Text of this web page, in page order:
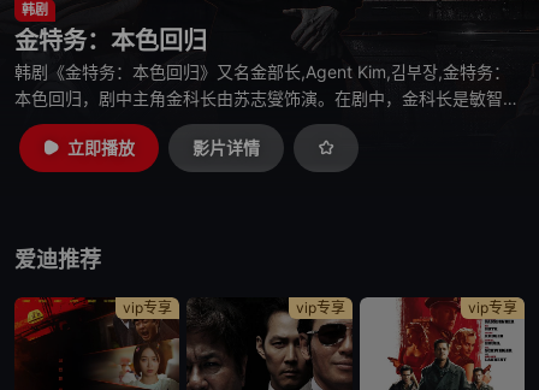
韩剧
金特务：本色回归
韩剧《金特务：本色回归》又名金部长,Agent Kim,김부장,金特务：
本色回归，剧中主角金科长由苏志燮饰演。在剧中，金科长是敏智的
父亲，也是一名朝鲜间谍。他被派去执行无数特别任务，包括17次朝
鲜任务 立即播放 影片详情
爱迪推荐
vip专享 vip专享 vip专享